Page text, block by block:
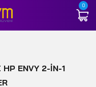
0
HP ENVY 2-IN-1